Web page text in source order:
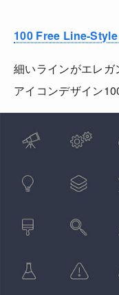
100 Free Line-
細いラインがエレ
アイコンデザイン